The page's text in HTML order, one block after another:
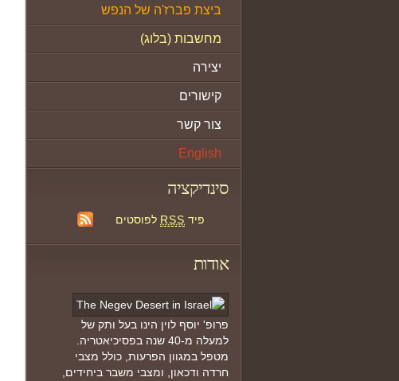
ביצת פברז'ה של הנפש
מחשבות (בלוג)
יצירה
קישורים
צור קשר
English
סינדיקציה
פיד RSS לפוסטים
אודות
פרופ' יוסף לוין הינו בעל ותק של
למעלה מ-40 שנה בפסיכיאטריה.
מטפל במגוון הפרעות, כולל מצבי
חרדה ודכאון, ומצבי משבר ביחידים,